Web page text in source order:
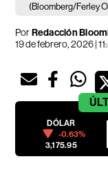
(Bloomberg/Ferley
PorRedacción
19 de febrero, 2026 |
DÓLAR
-0.63%
3,175.95